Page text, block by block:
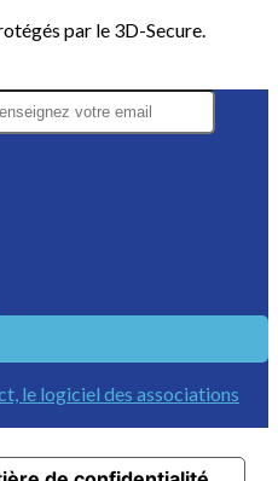
par le 3D-Secure.
le logiciel des associations